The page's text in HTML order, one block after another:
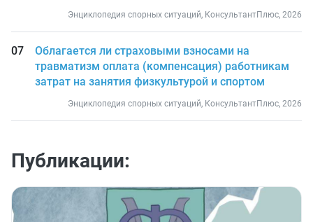
Энциклопедия спорных ситуаций, КонсультантПлюс, 2026
Облагается ли страховыми взносами на
травматизм оплата (компенсация) работникам
затрат на занятия физкультурой и спортом
Энциклопедия спорных ситуаций, КонсультантПлюс, 2026
Публикации: